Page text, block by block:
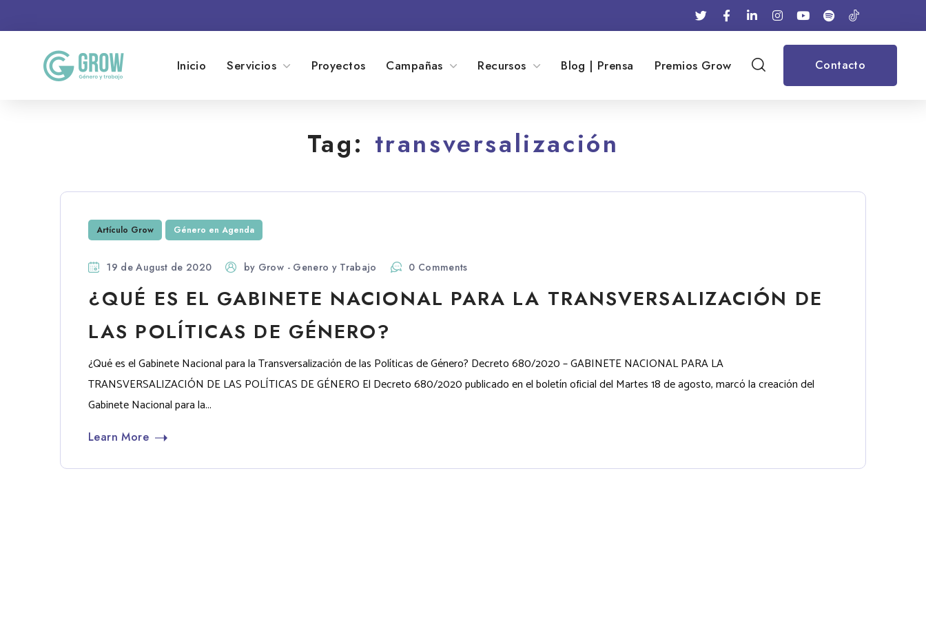
Inicio Servicios Proyectos Campañas Recursos Blog | Prensa Premios Grow Contacto
Tag: transversalización
Artículo Grow Género en Agenda
19 de August de 2020 by Grow - Genero y Trabajo 0 Comments
¿QUÉ ES EL GABINETE NACIONAL PARA LA TRANSVERSALIZACIÓN DE
LAS POLÍTICAS DE GÉNERO?
¿Qué es el Gabinete Nacional para la Transversalización de las Políticas de Género? Decreto 680/2020 – GABINETE NACIONAL PARA LA
TRANSVERSALIZACIÓN DE LAS POLÍTICAS DE GÉNERO El Decreto 680/2020 publicado en el boletín oficial del Martes 18 de agosto, marcó la creación del
Gabinete Nacional para la...
Learn More